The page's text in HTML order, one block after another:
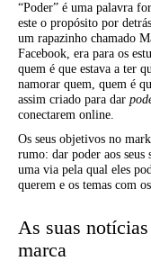
“Poder” é uma palavra
este o propósito por
um rapazinho chamado
Facebook, era para os
quem é que estava a ter
namorar quem, quem é
assim criado para dar
conectarem online.
Os seus objetivos no
rumo: dar poder aos seus
uma via pela qual eles
querem e os temas com
As suas
marca